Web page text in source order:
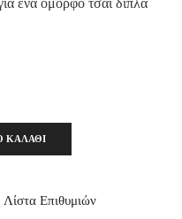
ΚΑΛΆΘΙ
Επιθυμιών